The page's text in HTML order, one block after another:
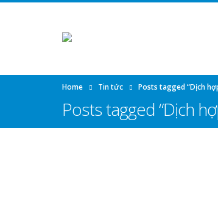
Home Tin tức Posts tagged “Dịch
Posts tagged “Dịch